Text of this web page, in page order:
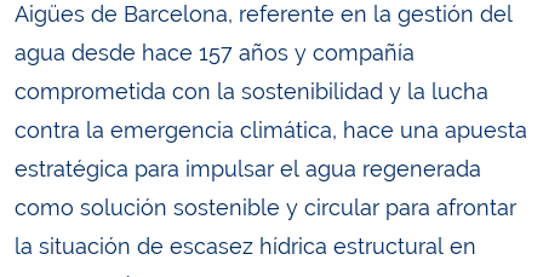
Aigües de Barcelona, referente en la gestión del
agua desde hace 157 años y compañía
comprometida con la sostenibilidad y la lucha
contra la emergencia climática, hace una apuesta
estratégica para impulsar el agua regenerada
como solución sostenible y circular para afrontar
la situación de escasez hídrica estructural en